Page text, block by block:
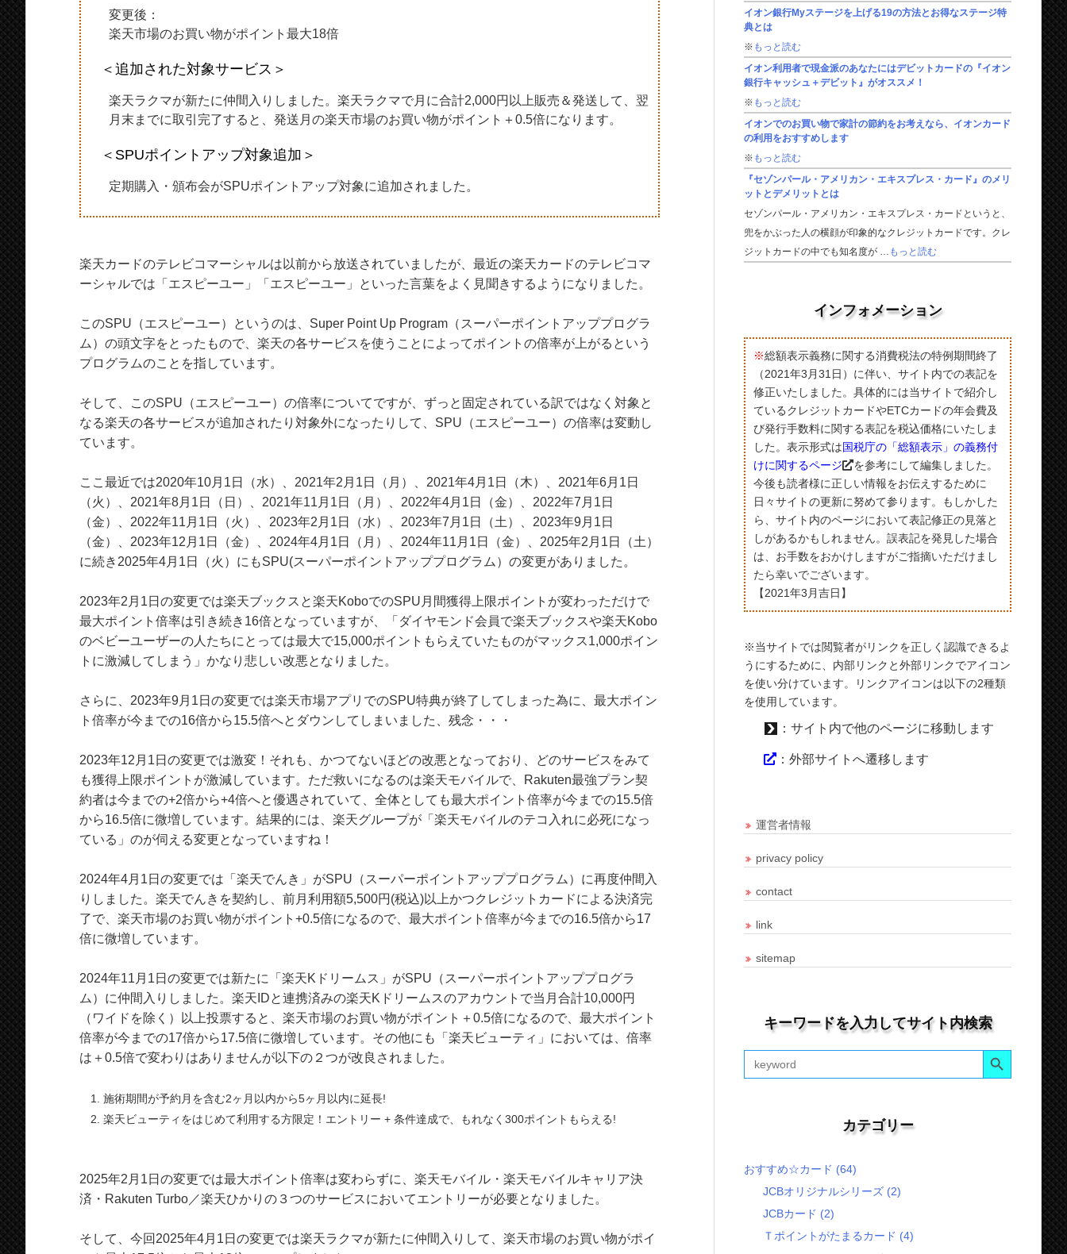
変更後：
楽天市場のお買い物がポイント最大18倍
＜追加された対象サービス＞
楽天ラクマが新たに仲間入りしました。楽天ラクマで月に合計2,000円以上販売＆発送して、翌
月末までに取引完了すると、発送月の楽天市場のお買い物がポイント＋0.5倍になります。
＜SPUポイントアップ対象追加＞
定期購入・頒布会がSPUポイントアップ対象に追加されました。
楽天カードのテレビコマーシャルは以前から放送されていましたが、最近の楽天カードのテレビコマ
ーシャルでは「エスピーユー」「エスピーユー」といった言葉をよく見聞きするようになりました。
このSPU（エスピーユー）というのは、Super Point Up Program（スーパーポイントアッププログラ
ム）の頭文字をとったもので、楽天の各サービスを使うことによってポイントの倍率が上がるという
プログラムのことを指しています。
そして、このSPU（エスピーユー）の倍率についてですが、ずっと固定されている訳ではなく対象と
なる楽天の各サービスが追加されたり対象外になったりして、SPU（エスピーユー）の倍率は変動し
ています。
ここ最近では2020年10月1日（水）、2021年2月1日（月）、2021年4月1日（木）、2021年6月1日
（火）、2021年8月1日（日）、2021年11月1日（月）、2022年4月1日（金）、2022年7月1日
（金）、2022年11月1日（火）、2023年2月1日（水）、2023年7月1日（土）、2023年9月1日
（金）、2023年12月1日（金）、2024年4月1日（月）、2024年11月1日（金）、2025年2月1日（土）
に続き2025年4月1日（火）にもSPU(スーパーポイントアッププログラム）の変更がありました。
2023年2月1日の変更では楽天ブックスと楽天KoboでのSPU月間獲得上限ポイントが変わっただけで
最大ポイント倍率は引き続き16倍となっていますが、「ダイヤモンド会員で楽天ブックスや楽天Kobo
のベビーユーザーの人たちにとっては最大で15,000ポイントもらえていたものがマックス1,000ポイン
トに激減してしまう」かなり悲しい改悪となりました。
さらに、2023年9月1日の変更では楽天市場アプリでのSPU特典が終了してしまった為に、最大ポイン
ト倍率が今までの16倍から15.5倍へとダウンしてしまいました、残念・・・
2023年12月1日の変更では激変！それも、かつてないほどの改悪となっており、どのサービスをみて
も獲得上限ポイントが激減しています。ただ救いになるのは楽天モバイルで、Rakuten最強プラン契
約者は今までの+2倍から+4倍へと優遇されていて、全体としても最大ポイント倍率が今までの15.5倍
から16.5倍に微増しています。結果的には、楽天グループが「楽天モバイルのテコ入れに必死になっ
ている」のが伺える変更となっていますね！
2024年4月1日の変更では「楽天でんき」がSPU（スーパーポイントアッププログラム）に再度仲間入
りしました。楽天でんきを契約し、前月利用額5,500円(税込)以上かつクレジットカードによる決済完
了で、楽天市場のお買い物がポイント+0.5倍になるので、最大ポイント倍率が今までの16.5倍から17
倍に微増しています。
2024年11月1日の変更では新たに「楽天Kドリームス」がSPU（スーパーポイントアッププログラ
ム）に仲間入りしました。楽天IDと連携済みの楽天Kドリームスのアカウントで当月合計10,000円
（ワイドを除く）以上投票すると、楽天市場のお買い物がポイント＋0.5倍になるので、最大ポイント
倍率が今までの17倍から17.5倍に微増しています。その他にも「楽天ビューティ」においては、倍率
は＋0.5倍で変わりはありませんが以下の２つが改良されました。
施術期間が予約月を含む2ヶ月以内から5ヶ月以内に延長!
楽天ビューティをはじめて利用する方限定！エントリー + 条件達成で、もれなく300ポイントもらえる!
2025年2月1日の変更では最大ポイント倍率は変わらずに、楽天モバイル・楽天モバイルキャリア決
済・Rakuten Turbo／楽天ひかりの３つのサービスにおいてエントリーが必要となりました。
そして、今回2025年4月1日の変更では楽天ラクマが新たに仲間入りして、楽天市場のお買い物がポイ
イオン銀行Myステージを上げる19の方法とお得なステージ特
典とは
※ もっと読む
イオン利用者で現金派のあなたにはデビットカードの『イオン
銀行キャッシュ＋デビット』がオススメ！
※ もっと読む
イオンでのお買い物で家計の節約をお考えなら、イオンカード
の利用をおすすめします
※ もっと読む
『セゾンパール・アメリカン・エキスプレス・カード』のメリ
ットとデメリットとは
セゾンパール・アメリカン・エキスプレス・カードというと、
兜をかぶった人の横顔が印象的なクレジットカードです。クレ
ジットカードの中でも知名度が …
もっと読む
インフォメーション
※総額表示義務に関する消費税法の特例期間終了
（2021年3月31日）に伴い、サイト内での表記を
修正いたしました。具体的には当サイトで紹介し
ているクレジットカードやETCカードの年会費及
び発行手数料に関する表記を税込価格にいたしま
した。表示形式は国税庁の「総額表示」の義務付
けに関するページ
を参考にして編集しました。
今後も読者様に正しい情報をお伝えするために
日々サイトの更新に努めて参ります。もしかした
ら、サイト内のページにおいて表記修正の見落と
しがあるかもしれません。誤表記を発見した場合
は、お手数をおかけしますがご指摘いただけまし
たら幸いでございます。
【2021年3月吉日】
※当サイトでは閲覧者がリンクを正しく認識できるよ
うにするために、内部リンクと外部リンクでアイコン
を使い分けています。リンクアイコンは以下の2種類
を使用しています。
：サイト内で他のページに移動します
：外部サイトへ遷移します
運営者情報
privacy policy
contact
link
sitemap
キーワードを入力してサイト内検索
Search
for:
Search Button
カテゴリー
おすすめ☆カード (64)
JCBオリジナルシリーズ (2)
JCBカード (2)
Ｔポイントがたまるカード (4)